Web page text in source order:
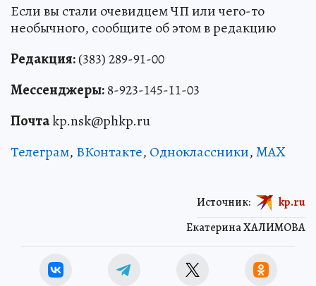
Если вы стали очевидцем ЧП или чего-то
необычного, сообщите об этом в редакцию
Редакция:(383) 289-91-00
Мессенджеры:8-923-145-11-03
Почтаkp.nsk@phkp.ru
Телеграм, ВКонтакте, Одноклассники,MAX
Екатерина ХАЛИМОВА
Источник: kp.ru